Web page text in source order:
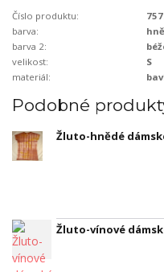
Číslo produktu:
barva:
barva 2:
velikost:
S
materiál:
Podobné
Žluto-hnědé
Žluto-vínové